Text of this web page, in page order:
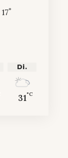
17°
Di.
31°C